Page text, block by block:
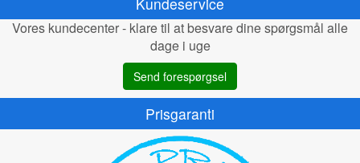
Vores kundecenter - klare til at besvare dine spørgsmål alle
dage i uge
Send forespørgsel
Prisgaranti